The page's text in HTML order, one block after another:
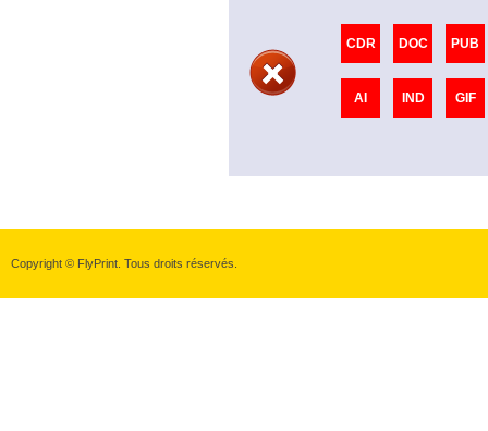
CDR DOC PUB
AI IND GIF
Copyright © FlyPrint. Tous droits réservés.